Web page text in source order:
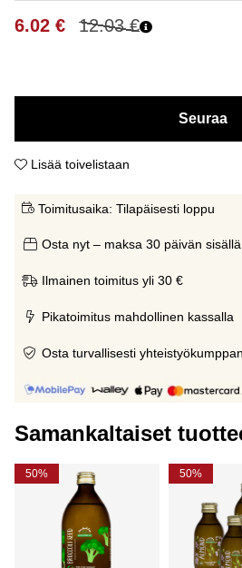
12.03€
6.02 €
Seuraa
Lisää toivelistaan
Toimitusaika: Tilapäisesti loppu
Osta nyt – maksa 30 päivän
Ilmainen toimitus yli 30 €
Pikatoimitus mahdollinen kassalla
Osta turvallisesti
Samankaltaiset
50% 50%